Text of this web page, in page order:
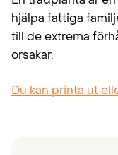
hjälpa fattiga
till de extrema
orsakar.
Du kan printa ut